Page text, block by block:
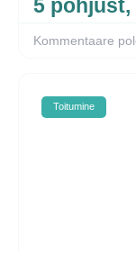
5 põhjust,
Kommentaare
Toitumine